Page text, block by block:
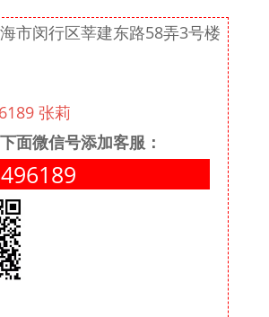
市闵行区莘建东路58弄3号楼
张莉
面微信号添加客服：